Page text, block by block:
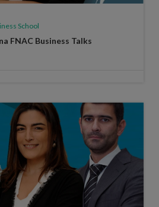
School
FNAC Business Talks